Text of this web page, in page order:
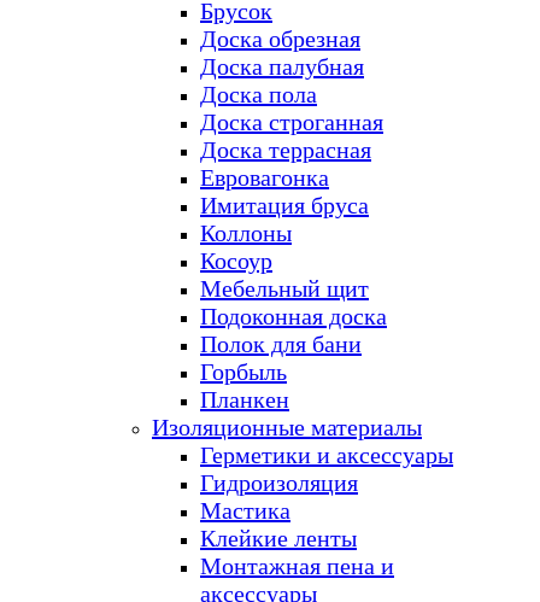
Брусок
Доска обрезная
Доска палубная
Доска пола
Доска строганная
Доска террасная
Евровагонка
Имитация бруса
Коллоны
Косоур
Мебельный щит
Подоконная доска
Полок для бани
Горбыль
Планкен
Изоляционные материалы
Герметики и аксессуары
Гидроизоляция
Мастика
Клейкие ленты
Монтажная пена и
аксессуары